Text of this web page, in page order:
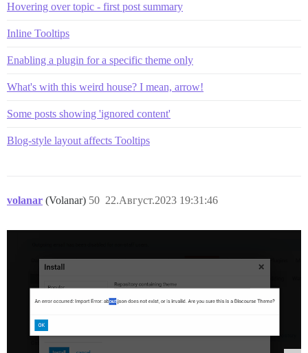
Hovering over topic - first post summary
Inline Tooltips
Enabling a plugin for a specific theme only
What's with this weird house? I mean, arrow!
Some posts showing 'ignored content'
Blog-style layout affects Tooltips
volanar (Volanar) 22.Август.2023 19:31:46
50